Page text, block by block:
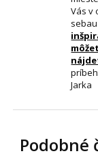
Vás v
Jarka
Podobné